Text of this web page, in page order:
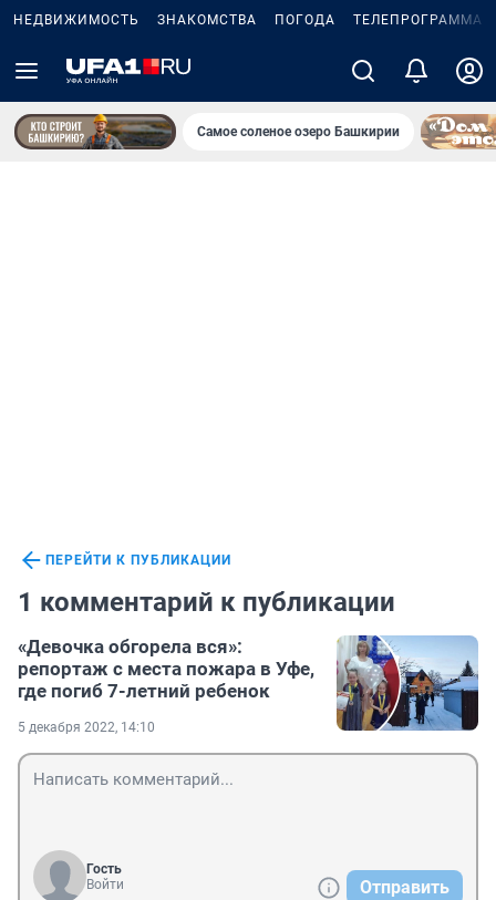
НЕДВИЖИМОСТЬ ЗНАКОМСТВА ПОГОДА ТЕЛЕПРОГРАММА
Самое соленое озеро Башкирии
ПЕРЕЙТИ К ПУБЛИКАЦИИ
1 комментарий к публикации
«Девочка обгорела вся»:
репортаж с места пожара в Уфе,
где погиб 7-летний ребенок
5 декабря 2022, 14:10
Гость
Войти
Отправить